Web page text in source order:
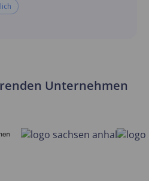
Unternehmen